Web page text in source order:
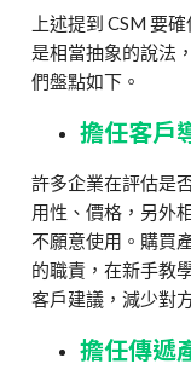
上述提到 CSM 要
是相當抽象的說法
們盤點如下。
擔任客戶
許多企業在評估是
用性、價格，另外
不願意使用。購買
的職責，在新手教
客戶建議，減少對
擔任傳遞